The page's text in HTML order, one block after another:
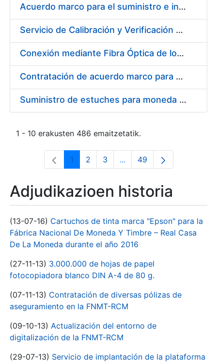
Acuerdo marco para el suministro e instalación de persianas, estores y otros complementos
Servicio de Calibración y Verificación Externa de los Equipos de Medición del Servicio de Prevención de la FNMT-RCM
Conexión mediante Fibra Óptica de los Centros de Proceso de Datos (CPDs) de las sedes de la FNMT-RCM de Burgos y Madrid
Contratación de acuerdo marco para el Suministro de Material de Electricidad para la Fábrica Nacional de Moneda y Timbre-Real Casa de la Moneda en su centro de trabajo de Burgos
Suministro de estuches para moneda de 30 €
1 - 10 erakusten 486 emaitzetatik.
Orrialdea
1 Orrialdea
2 Orrialdea
3 ...Intermediate Pages Use
Orrialdea
49
Adjudikazioen historia
(13-07-16) Cartuchos de tinta marca "Epson" para la
Fábrica Nacional De Moneda Y Timbre – Real Casa
De La Moneda durante el año 2016
(27-11-13) 3.000.000 de hojas de papel
fotocopiadora blanco DIN A-4 de 80 g.
(07-11-13) Contratación de diversas pólizas de
aseguramiento en la FNMT-RCM
(09-10-13) Actualización del entorno de
digitalización de la FNMT-RCM
(29-07-13) Servicio de implantación de la plataforma